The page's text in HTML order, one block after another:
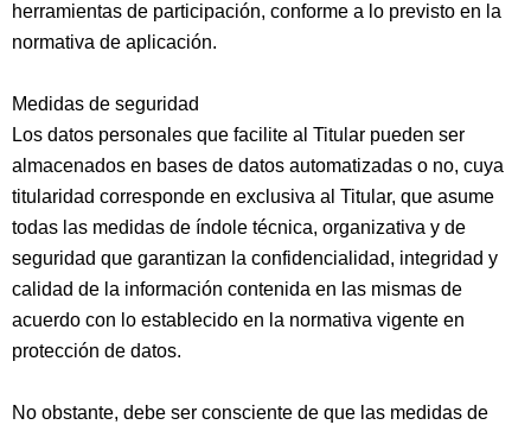
herramientas de participación, conforme a lo previsto en la
normativa de aplicación.
Medidas de seguridad
Los datos personales que facilite al Titular pueden ser
almacenados en bases de datos automatizadas o no, cuya
titularidad corresponde en exclusiva al Titular, que asume
todas las medidas de índole técnica, organizativa y de
seguridad que garantizan la confidencialidad, integridad y
calidad de la información contenida en las mismas de
acuerdo con lo establecido en la normativa vigente en
protección de datos.
No obstante, debe ser consciente de que las medidas de